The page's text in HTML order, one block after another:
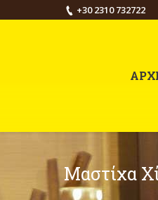
+30 2310 732722
Μαστίχα